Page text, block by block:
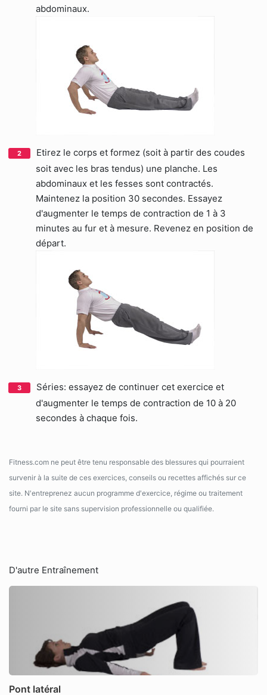
abdominaux.
Etirez le corps et formez (soit à partir des coudes
soit avec les bras tendus) une planche. Les
abdominaux et les fesses sont contractés.
Maintenez la position 30 secondes. Essayez
d'augmenter le temps de contraction de 1 à 3
minutes au fur et à mesure. Revenez en position de
départ.
Séries: essayez de continuer cet exercice et
d'augmenter le temps de contraction de 10 à 20
secondes à chaque fois.
Fitness.com ne peut être tenu responsable des blessures qui pourraient
survenir à la suite de ces exercices, conseils ou recettes affichés sur ce
site. N'entreprenez aucun programme d'exercice, régime ou traitement
fourni par le site sans supervision professionnelle ou qualifiée.
D'autre Entraînement
Pont latéral